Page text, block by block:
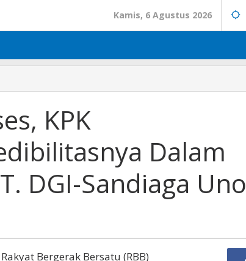
Kamis, 6 Agustus 2026
KPK
Dalam
DGI-Sandiaga Uno
Bergerak Bersatu (RBB)